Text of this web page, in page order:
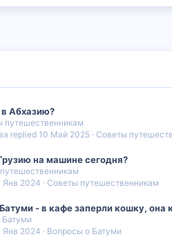
Абхазию?
путешественникам
Советы
10 Май 2025
на машине сегодня?
Советы путешественникам
Янв 2024
- в кафе заперли кошку, она
Вопросы о Батуми
Янв 2024